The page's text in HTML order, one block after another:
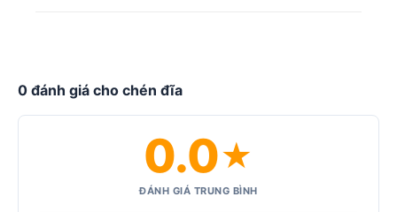
0 đánh giá cho chén đĩa
0.0★
ĐÁNH GIÁ TRUNG BÌNH